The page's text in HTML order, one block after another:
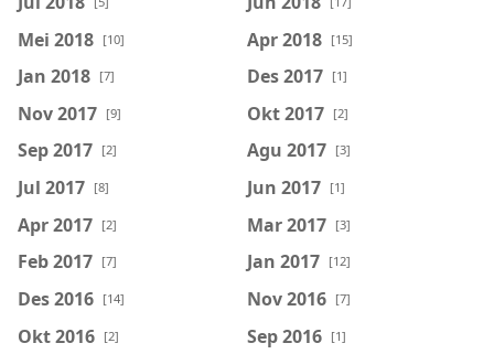
Mei 2018 [10] Apr 2018 [15]
Jan 2018 [7] Des 2017 [1]
Nov 2017 [9] Okt 2017 [2]
Sep 2017 [2] Agu 2017 [3]
Jul 2017 [8] Jun 2017 [1]
Apr 2017 [2] Mar 2017 [3]
Feb 2017 [7] Jan 2017 [12]
Des 2016 [14] Nov 2016 [7]
Okt 2016 [2] Sep 2016 [1]